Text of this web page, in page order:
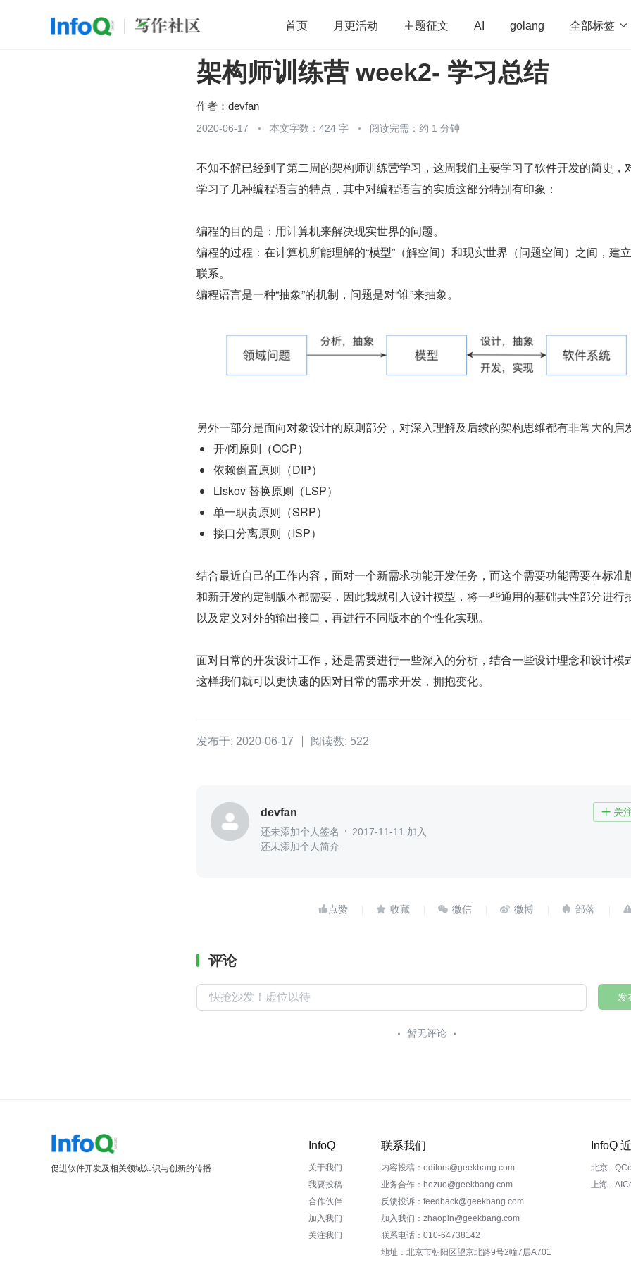
首页 月更活动 主题征文 AI golang 全部标签 
开源 架构 OpenHarmony 算法 学习方法 Web3.0
架构师训练营 week2- 学习总结
作者： devfan
2020-06-17 本文字数：424 字 阅读完需：约 1 分钟
不知不解已经到了第二周的架构师训练营学习，这周我们主要学习了软件开发的简史，
学习了几种编程语言的特点，其中对编程语言的实质这部分特别有印象：
编程的目的是：用计算机来解决现实世界的问题。
编程的过程：在计算机所能理解的“模型”（解空间）和现实世界（问题空间）之间，建
联系。
编程语言是一种“抽象”的机制，问题是对“谁”来抽象。
另外一部分是面向对象设计的原则部分，对深入理解及后续的架构思维都有非常大的启
开/闭原则（OCP）
依赖倒置原则（DIP）
Liskov 替换原则（LSP）
单一职责原则（SRP）
接口分离原则（ISP）
结合最近自己的工作内容，面对一个新需求功能开发任务，而这个需要功能需要在标准
和新开发的定制版本都需要，因此我就引入设计模型，将一些通用的基础共性部分进行
以及定义对外的输出接口，再进行不同版本的个性化实现。
面对日常的开发设计工作，还是需要进行一些深入的分析，结合一些设计理念和设计模
这样我们就可以更快速的因对日常的需求开发，拥抱变化。
发布于: 2020-06-17 阅读数: 522
devfan  关
还未添加个人签名
2017-11-11 加入
还未添加个人简介
    
评论
发
暂无评论
促进软件开发及相关领域知识与创新的传播
InfoQ
关于我们
我要投稿
合作伙伴
加入我们
关注我们
联系我们
内容投稿：editors@geekbang.com
业务合作：hezuo@geekbang.com
反馈投诉：feedback@geekbang.com
加入我们：zhaopin@geekbang.com
联系电话：010-64738142
地址：北京市朝阳区望京北路9号2幢7层A701
InfoQ
北京 ·
上海 ·